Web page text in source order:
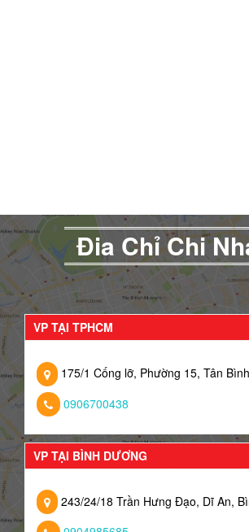
Đia Chỉ Chi
VP TẠI TPHCM
175/1 Cống lỡ, Phường 15, Tân Bình
0906700438
VP TẠI BÌNH DƯƠNG
243/24/18 Trần Hưng Đạo, Dĩ An,